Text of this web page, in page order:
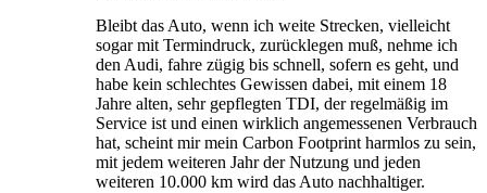
Bleibt das Auto, wenn ich weite Strecken, vielleicht
sogar mit Termindruck, zurücklegen muß, nehme ich
den Audi, fahre zügig bis schnell, sofern es geht, und
habe kein schlechtes Gewissen dabei, mit einem 18
Jahre alten, sehr gepflegten TDI, der regelmäßig im
Service ist und einen wirklich angemessenen Verbrauch
hat, scheint mir mein Carbon Footprint harmlos zu sein,
mit jedem weiteren Jahr der Nutzung und jeden
weiteren 10.000 km wird das Auto nachhaltiger.